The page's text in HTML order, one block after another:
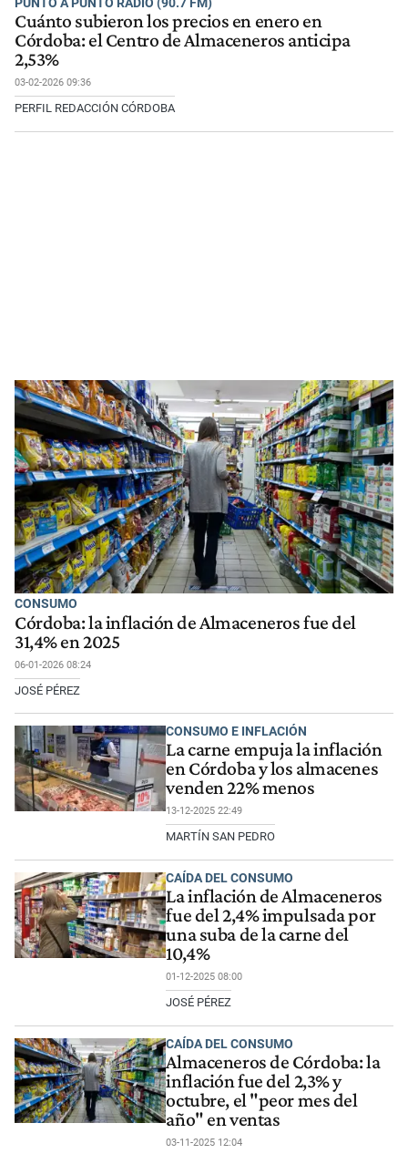
Cuánto subieron los precios en enero en
Córdoba: el Centro de Almaceneros anticipa
2,53%
03-02-2026 09:36
PERFIL REDACCIÓN CÓRDOBA
CONSUMO
Córdoba: la inflación de Almaceneros fue del
31,4% en 2025
06-01-2026 08:24
JOSÉ PÉREZ
CONSUMO E INFLACIÓN
La carne empuja la inflación
en Córdoba y los almacenes
venden 22% menos
13-12-2025 22:49
MARTÍN SAN PEDRO
CAÍDA DEL CONSUMO
La inflación de Almaceneros
fue del 2,4% impulsada por
una suba de la carne del
10,4%
01-12-2025 08:00
JOSÉ PÉREZ
CAÍDA DEL CONSUMO
Almaceneros de Córdoba: la
inflación fue del 2,3% y
octubre, el "peor mes del
año" en ventas
03-11-2025 12:04